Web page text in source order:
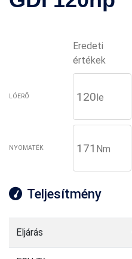
Eredeti
értékek
LÓERŐ 120le
NYOMATÉK 171 Nm
Teljesítmény
Eljárás